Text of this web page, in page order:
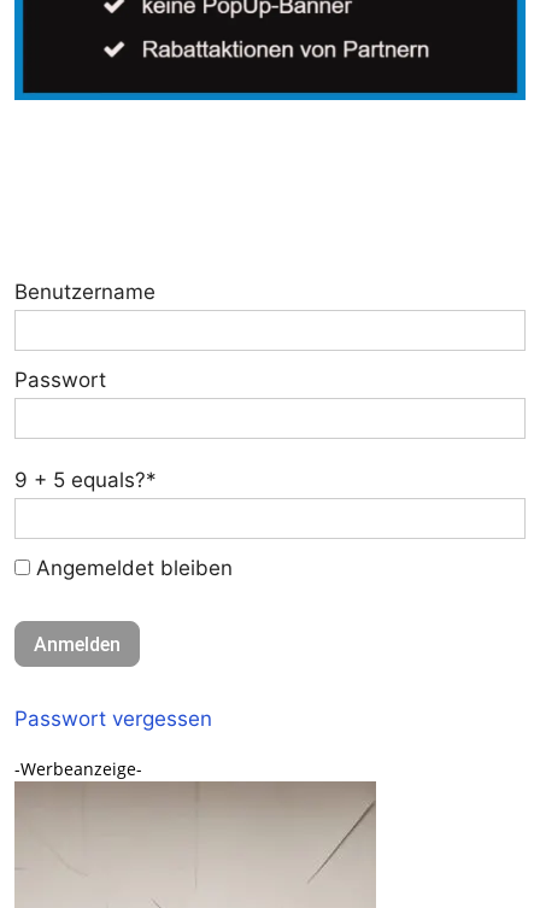
Benutzername
Passwort
9 + 5 equals?*
Angemeldet bleiben
Passwort vergessen
-Werbeanzeige-